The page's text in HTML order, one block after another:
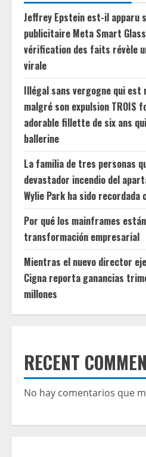
Jeffrey Epstein est-il apparu
publicitaire Meta Smart
vérification des faits révèle
virale
Illégal sans vergogne qui
malgré son expulsion TROIS
adorable fillette de six ans
ballerine
La familia de tres personas
devastador incendio del
Wylie Park ha sido recordada
Por qué los mainframes
transformación empresarial
Mientras el nuevo director
Cigna reporta ganancias
millones
RECENT
No hay comentarios que